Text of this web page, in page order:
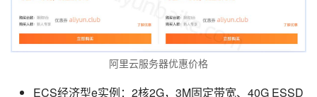
阿里云服务器优惠价格
ECS经济型e实例：2核2G，3M固定带宽、40G ESSD